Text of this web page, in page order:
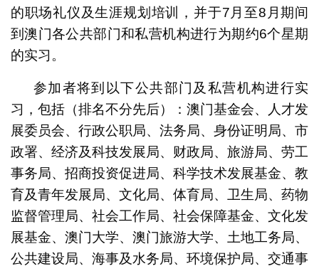
的职场礼仪及生涯规划培训，并于7月至8月期间
到澳门各公共部门和私营机构进行为期约6个星期
的实习。
参加者将到以下公共部门及私营机构进行实
习，包括（排名不分先后）：澳门基金会、人才发
展委员会、行政公职局、法务局、身份证明局、市
政署、经济及科技发展局、财政局、旅游局、劳工
事务局、招商投资促进局、科学技术发展基金、教
育及青年发展局、文化局、体育局、卫生局、药物
监督管理局、社会工作局、社会保障基金、文化发
展基金、澳门大学、澳门旅游大学、土地工务局、
公共建设局、海事及水务局、环境保护局、交通事